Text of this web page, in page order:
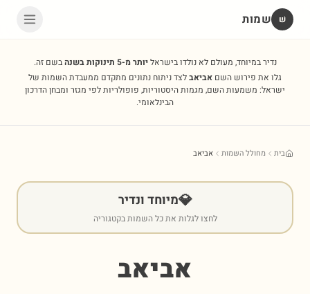
שׁ שמות
נדיר במיוחד, מעולם לא נולדו בישראליותר מ-5 תינוקות בשנה
בשם זה.
גלו את פירוש השם אביאבלצד ניתוח נתונים מתקדם ממעבדת השמות של
ישראל: משמעות השם, מגמות היסטוריות, פופולריות לפי מגזר ומבחן הדרכון
הבינלאומי.
בית מחולל השמות אביאב
💎מיוחד ונדיר
לחצו לגלות את כל השמות בקטגוריה
אביאב